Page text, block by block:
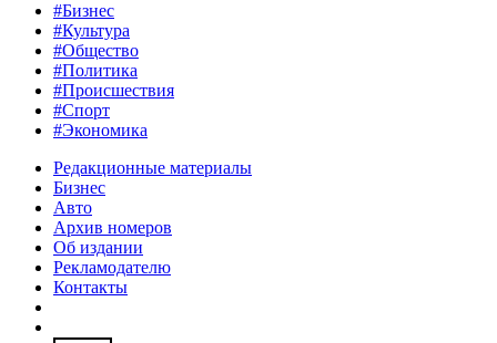
#Бизнес
#Культура
#Общество
#Политика
#Происшествия
#Спорт
#Экономика
Редакционные материалы
Бизнес
Авто
Архив номеров
Об издании
Рекламодателю
Контакты